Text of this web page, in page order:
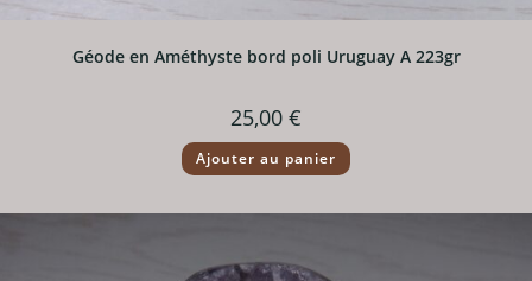
Géode en Améthyste bord poli Uruguay A 223gr
25,00 €
Ajouter au panier